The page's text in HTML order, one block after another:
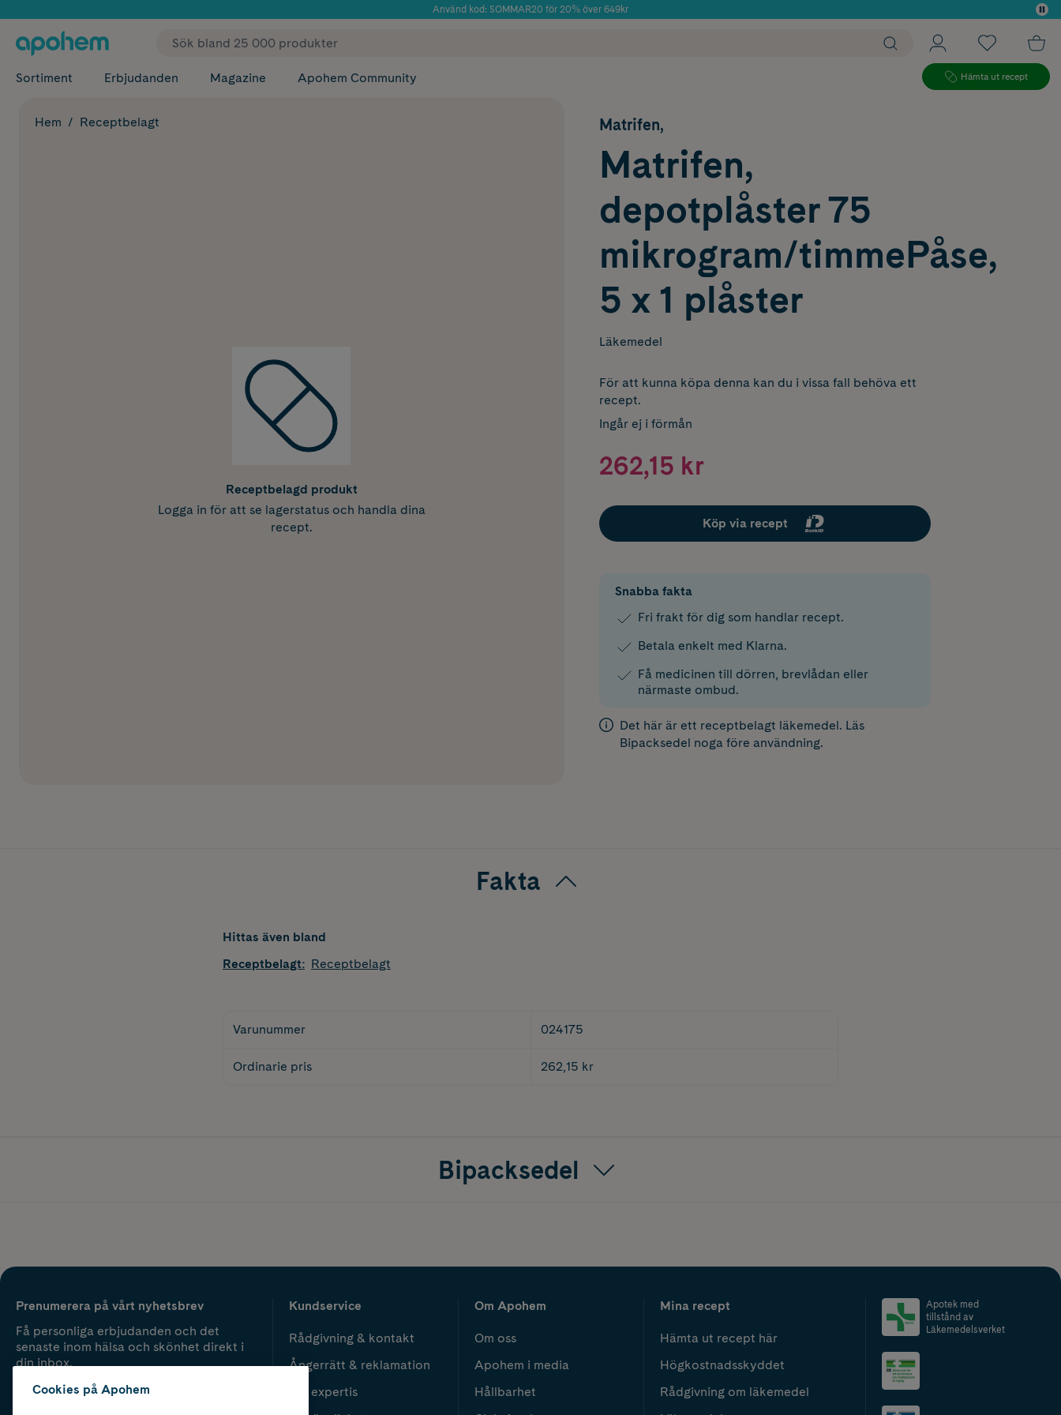
Använd kod: SOMMAR20 för 20% över 649kr
✓ Fri frakt
Sortiment Erbjudanden Magazine Apohem Community Hämta ut recept
Hem Receptbelagt
Receptbelagd produkt
Logga in för att se lagerstatus och handla dina
recept.
Matrifen,
Matrifen,
depotplåster 75
mikrogram/timmePåse,
5 x 1 plåster
Läkemedel
För att kunna köpa denna kan du i vissa fall behöva ett
recept.
Ingår ej i förmån
262,15 kr
Köp via recept
Snabba fakta
Fri frakt för dig som handlar recept.
Betala enkelt med Klarna.
Få medicinen till dörren, brevlådan eller
närmaste ombud.
Det här är ett receptbelagt läkemedel. Läs
Bipacksedel noga före användning.
Fakta
Hittas även bland
Receptbelagt: Receptbelagt
Varunummer 024175
Ordinarie pris 262,15 kr
Bipacksedel
Prenumerera på vårt nyhetsbrev
Få personliga erbjudanden och det
senaste inom hälsa och skönhet direkt i
din inbox.
Kundservice
Rådgivning & kontakt
Ångerrätt & reklamation
Vår expertis
Om Apohem
Om oss
Apohem i media
Hållbarhet
Mina recept
Hämta ut recept här
Högkostnadsskyddet
Rådgivning om läkemedel
Apotek med
tillstånd av
Läkemedelsverket
Cookies på Apohem